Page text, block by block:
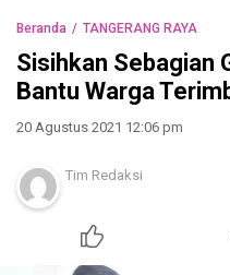
Beranda TANGERANG RAYA
Sisihkan Sebagian
Bantu Warga
20 Agustus 2021 12:06 pm
Tim Redaksi